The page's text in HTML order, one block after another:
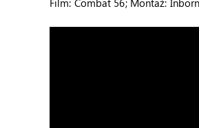
Film: Combat 56; Montaż: